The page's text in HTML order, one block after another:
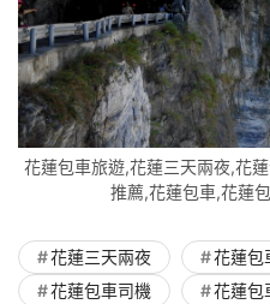
花蓮包車旅遊,花蓮三天兩夜,花
推薦,花蓮包車,花蓮
花蓮三天兩夜 花蓮包
花蓮包車司機
花蓮包